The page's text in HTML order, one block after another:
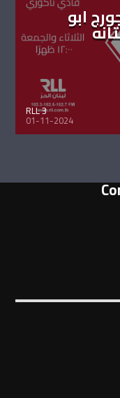
ابو
RLL 3
01-11-2024